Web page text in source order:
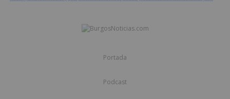
Portada
Podcast